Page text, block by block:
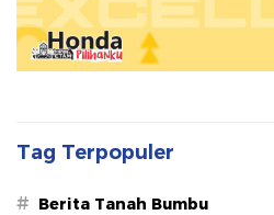
Tag Terpopuler
# Berita Tanah Bumbu